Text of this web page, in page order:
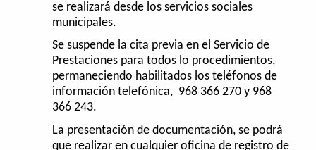
se realizará desde los servicios sociales
municipales.
Se suspende la cita previa en el Servicio de
Prestaciones para todos lo procedimientos,
permaneciendo habilitados los teléfonos de
información telefónica, 968 366 270 y 968
366 243.
La presentación de documentación, se podrá
que realizar en cualquier oficina de registro de